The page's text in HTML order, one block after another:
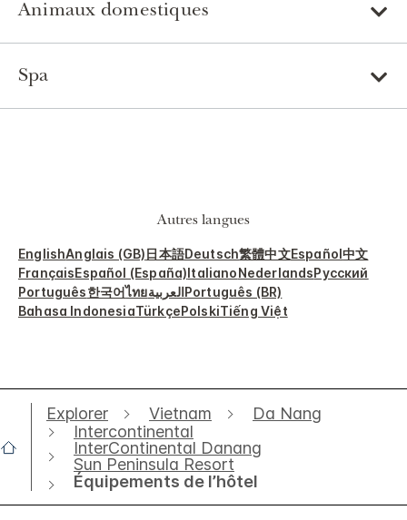
Animaux domestiques
Spa
Autres langues
EnglishAnglais (GB)日本語Deutsch繁體中文Español中文
FrançaisEspañol (España)ItalianoNederlandsРусский
Português한국어ไทยالعربيةPortuguês (BR)
Bahasa IndonesiaTürkçePolskiTiếng Việt
Explorer Vietnam
Da Nang
Intercontinental
InterContinental Danang
Sun Peninsula Resort
Équipements de l’hôtel